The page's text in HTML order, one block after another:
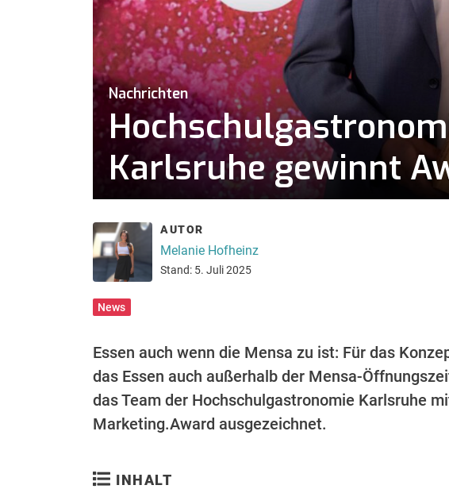
Nachrichten
Karlsruhe gewinnt
AUTOR
Melanie Hofheinz
Stand: 5. Juli 2025
News
Essen auch wenn die Mensa zu ist: Für das
das Essen auch außerhalb der Mensa-
das Team der Hochschulgastronomie Karlsruhe
Marketing.Award ausgezeichnet.
INHALT